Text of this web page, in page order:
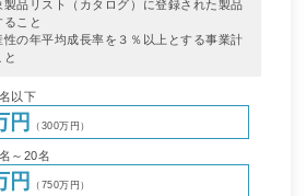
品リスト（カタログ）に登録された製品
ること
の年平均成長率を３％以上とする事業計
と
以下
円 （300万円）
～20名
円 （750万円）